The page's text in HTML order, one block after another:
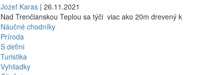
Jozef Karas| 26.11.2021
Nad Trenčianskou Teplou sa týči viac ako 20m drevený k
Náučné chodníky
Príroda
S deťmi
Turistika
Vyhliadky